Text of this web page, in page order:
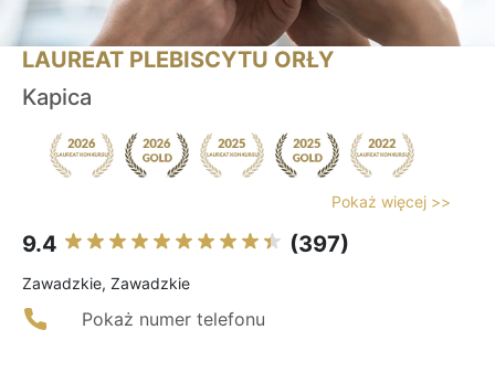
LAUREAT PLEBISCYTU ORŁY
Kapica
Pokaż więcej >>
9.4 (397)
Zawadzkie, Zawadzkie
Pokaż numer telefonu